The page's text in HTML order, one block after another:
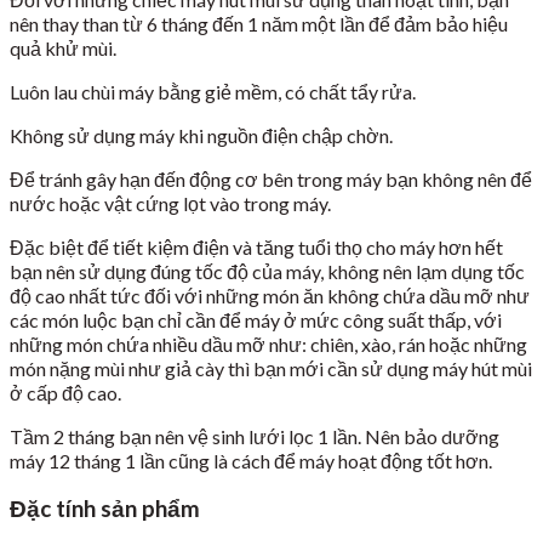
nên thay than từ 6 tháng đến 1 năm một lần để đảm bảo hiệu
quả khử mùi.
Luôn lau chùi máy bằng giẻ mềm, có chất tẩy rửa.
Không sử dụng máy khi nguồn điện chập chờn.
Để tránh gây hạn đến động cơ bên trong máy bạn không nên để
nước hoặc vật cứng lọt vào trong máy.
Đặc biệt để tiết kiệm điện và tăng tuổi thọ cho máy hơn hết
bạn nên sử dụng đúng tốc độ của máy, không nên lạm dụng tốc
độ cao nhất tức đối với những món ăn không chứa dầu mỡ như
các món luộc bạn chỉ cần để máy ở mức công suất thấp, với
những món chứa nhiều dầu mỡ như: chiên, xào, rán hoặc những
món nặng mùi như giả cày thì bạn mới cần sử dụng máy hút mùi
ở cấp độ cao.
Tầm 2 tháng bạn nên vệ sinh lưới lọc 1 lần. Nên bảo dưỡng
máy 12 tháng 1 lần cũng là cách để máy hoạt động tốt hơn.
Đặc tính sản phẩm